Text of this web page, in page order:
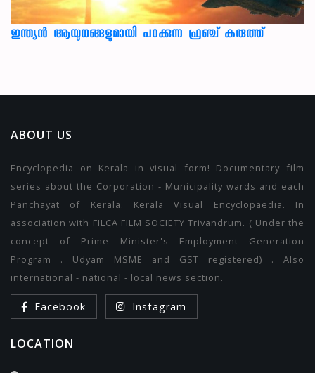
ഇന്ത്യൻ ആയുധങ്ങളുമായി പറക്കുന്ന ഫ്രഞ്ച് കരുത്ത്
ABOUT US
Encyclopedia on Kerala in visual form! Documentary film
series about the Corporation - Municipality wards and each
Panchayat of Kerala. Kerala Visual Encyclopaedia. In
association with FILCA FILM SOCIETY Trivandrum. ( Under the
concept of Prime Minister's Employment Generation
Program . Udyam MSME and GST registered) . Also
international - national - local news section.
Facebook Instagram
LOCATION